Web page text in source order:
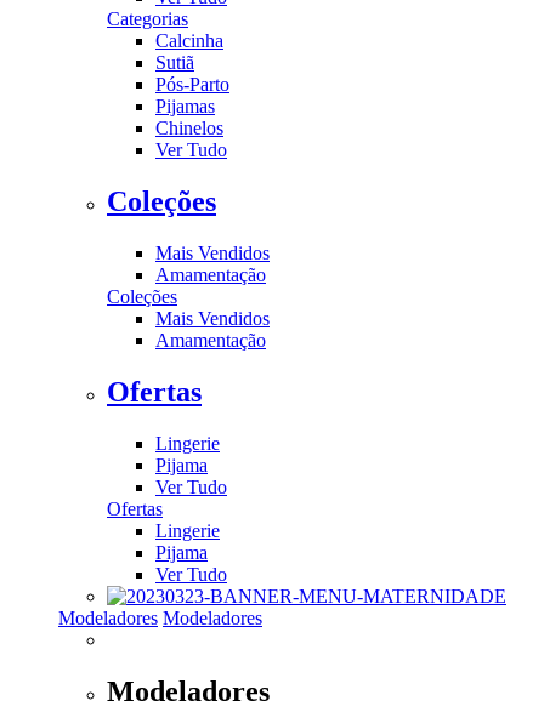
Categorias
Calcinha
Sutiã
Pós-Parto
Pijamas
Chinelos
Ver Tudo
Coleções
Mais Vendidos
Amamentação
Coleções
Mais Vendidos
Amamentação
Ofertas
Lingerie
Pijama
Ver Tudo
Ofertas
Lingerie
Pijama
Ver Tudo
Modeladores Modeladores
Modeladores